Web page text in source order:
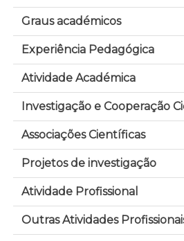
Graus académicos
Experiência Pedagógica
Atividade Académica
Investigação e Cooperação
Associações Científicas
Projetos de investigação
Atividade Profissional
Outras Atividades